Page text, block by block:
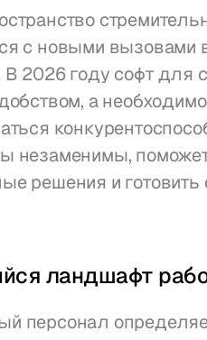
с новыми вызовами
2026 году софт для
а
незаменимы,
решения и
ландшафт
персонал